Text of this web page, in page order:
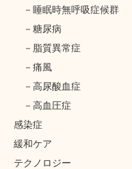
睡眠時無呼吸症候群
糖尿病
脂質異常症
痛風
高尿酸血症
高血圧症
感染症
緩和ケア
テクノロジー